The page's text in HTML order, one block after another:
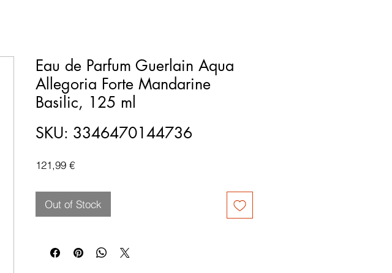
Eau de Parfum Guerlain Aqua
Allegoria Forte Mandarine
Basilic, 125 ml
SKU: 3346470144736
121,99 €Price
Out of Stock